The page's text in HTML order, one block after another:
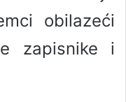
obilazeći
zapisnike i